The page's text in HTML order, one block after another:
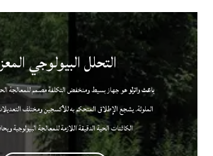
التحلل البيولوجي
باعث واترلوهو جهاز بسيط ومنخفض التكلفة مصمم للمعالجة
الملوثة. يشجع الإطلاق المتحكم به للأكسجين ومختلف
الكائنات الحية الدقيقة اللازمة للمعالجة البيولوجية